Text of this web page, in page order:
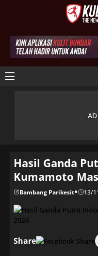
Hasil Ganda
Kumamoto
Bambang Parikesit• 13/
Share